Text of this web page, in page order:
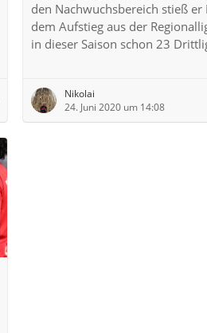
den Nachwuchsbereich stieß
dem Aufstieg aus der
in dieser Saison schon 23
Nikolai
24. Juni 2020 um 14:08